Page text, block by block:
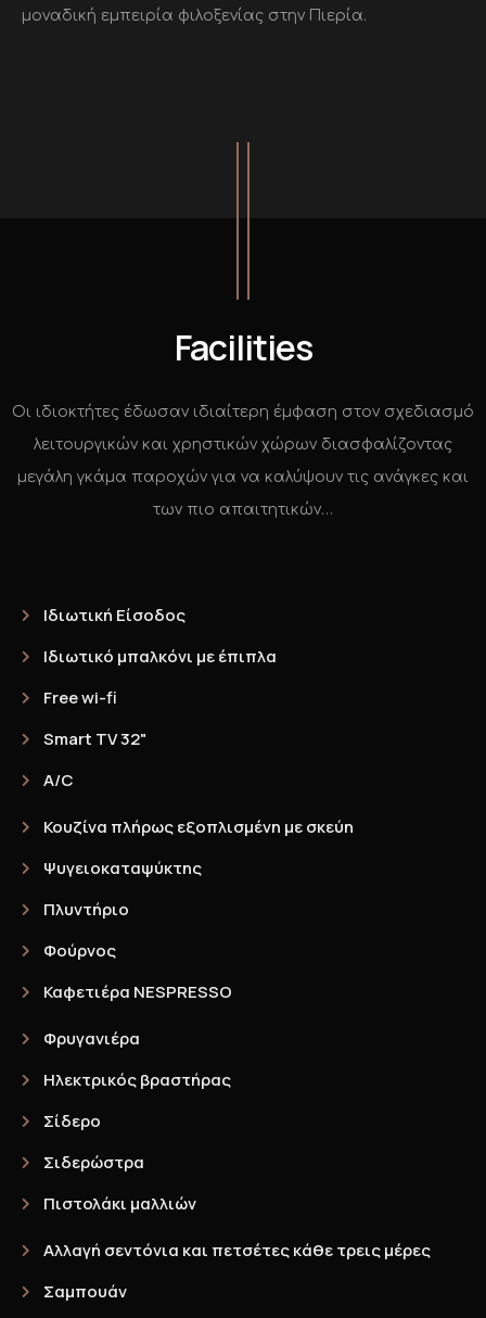
μοναδική εμπειρία φιλοξενίας στην Πιερία.
Facilities
Οι ιδιοκτήτες έδωσαν ιδιαίτερη έμφαση στον σχεδιασμό
λειτουργικών και χρηστικών χώρων διασφαλίζοντας
μεγάλη γκάμα παροχών για να καλύψουν τις ανάγκες και
των πιο απαιτητικών…
Ιδιωτική Είσοδος
Ιδιωτικό μπαλκόνι με έπιπλα
Free wi-fi
Smart TV 32"
A/C
Κουζίνα πλήρως εξοπλισμένη με σκεύη
Ψυγειοκαταψύκτης
Πλυντήριο
Φούρνος
Καφετιέρα NESPRESSO
Φρυγανιέρα
Ηλεκτρικός βραστήρας
Σίδερο
Σιδερώστρα
Πιστολάκι μαλλιών
Αλλαγή σεντόνια και πετσέτες κάθε τρεις μέρες
Σαμπουάν